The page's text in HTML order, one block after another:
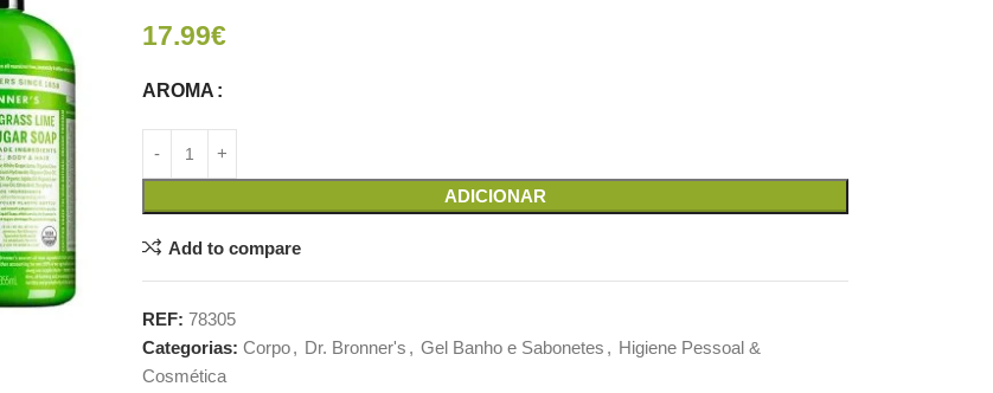
17.99€
AROMA
ADICIONAR
Add to compare
REF: 78305
Categorias: Corpo, Dr. Bronner's , Gel Banho e Sabonetes , Higiene Pessoal &
Cosmética